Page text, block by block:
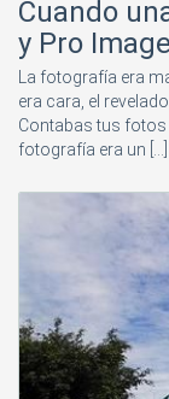
Cuando
y Pro
La fotografía era
era cara, el
Contabas tus
fotografía era un [...]